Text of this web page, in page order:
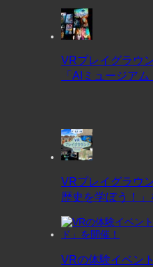
VRプレイグラウ
「AIミュージアム
VRプレイグラウ
歴史を学ぼう！」
VRの体験イベン